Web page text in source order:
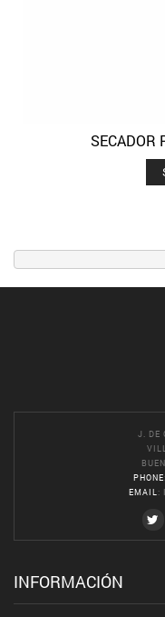
SECADOR
J. DE
PHONE
EMAIL:
INFORMACIÓN